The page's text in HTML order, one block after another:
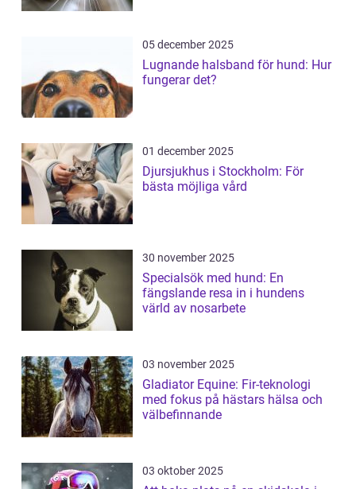
05 december 2025
Lugnande halsband för hund: Hur
fungerar det?
01 december 2025
Djursjukhus i Stockholm: För
bästa möjliga vård
30 november 2025
Specialsök med hund: En
fängslande resa in i hundens
värld av nosarbete
03 november 2025
Gladiator Equine: Fir-teknologi
med fokus på hästars hälsa och
välbefinnande
03 oktober 2025